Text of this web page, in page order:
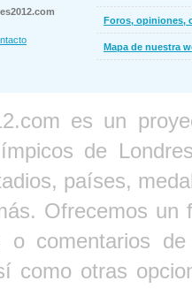
Foros, opiniones,
Mapa de nuestra
es un
de
países,
Ofrecemos un
o comentarios
como otras